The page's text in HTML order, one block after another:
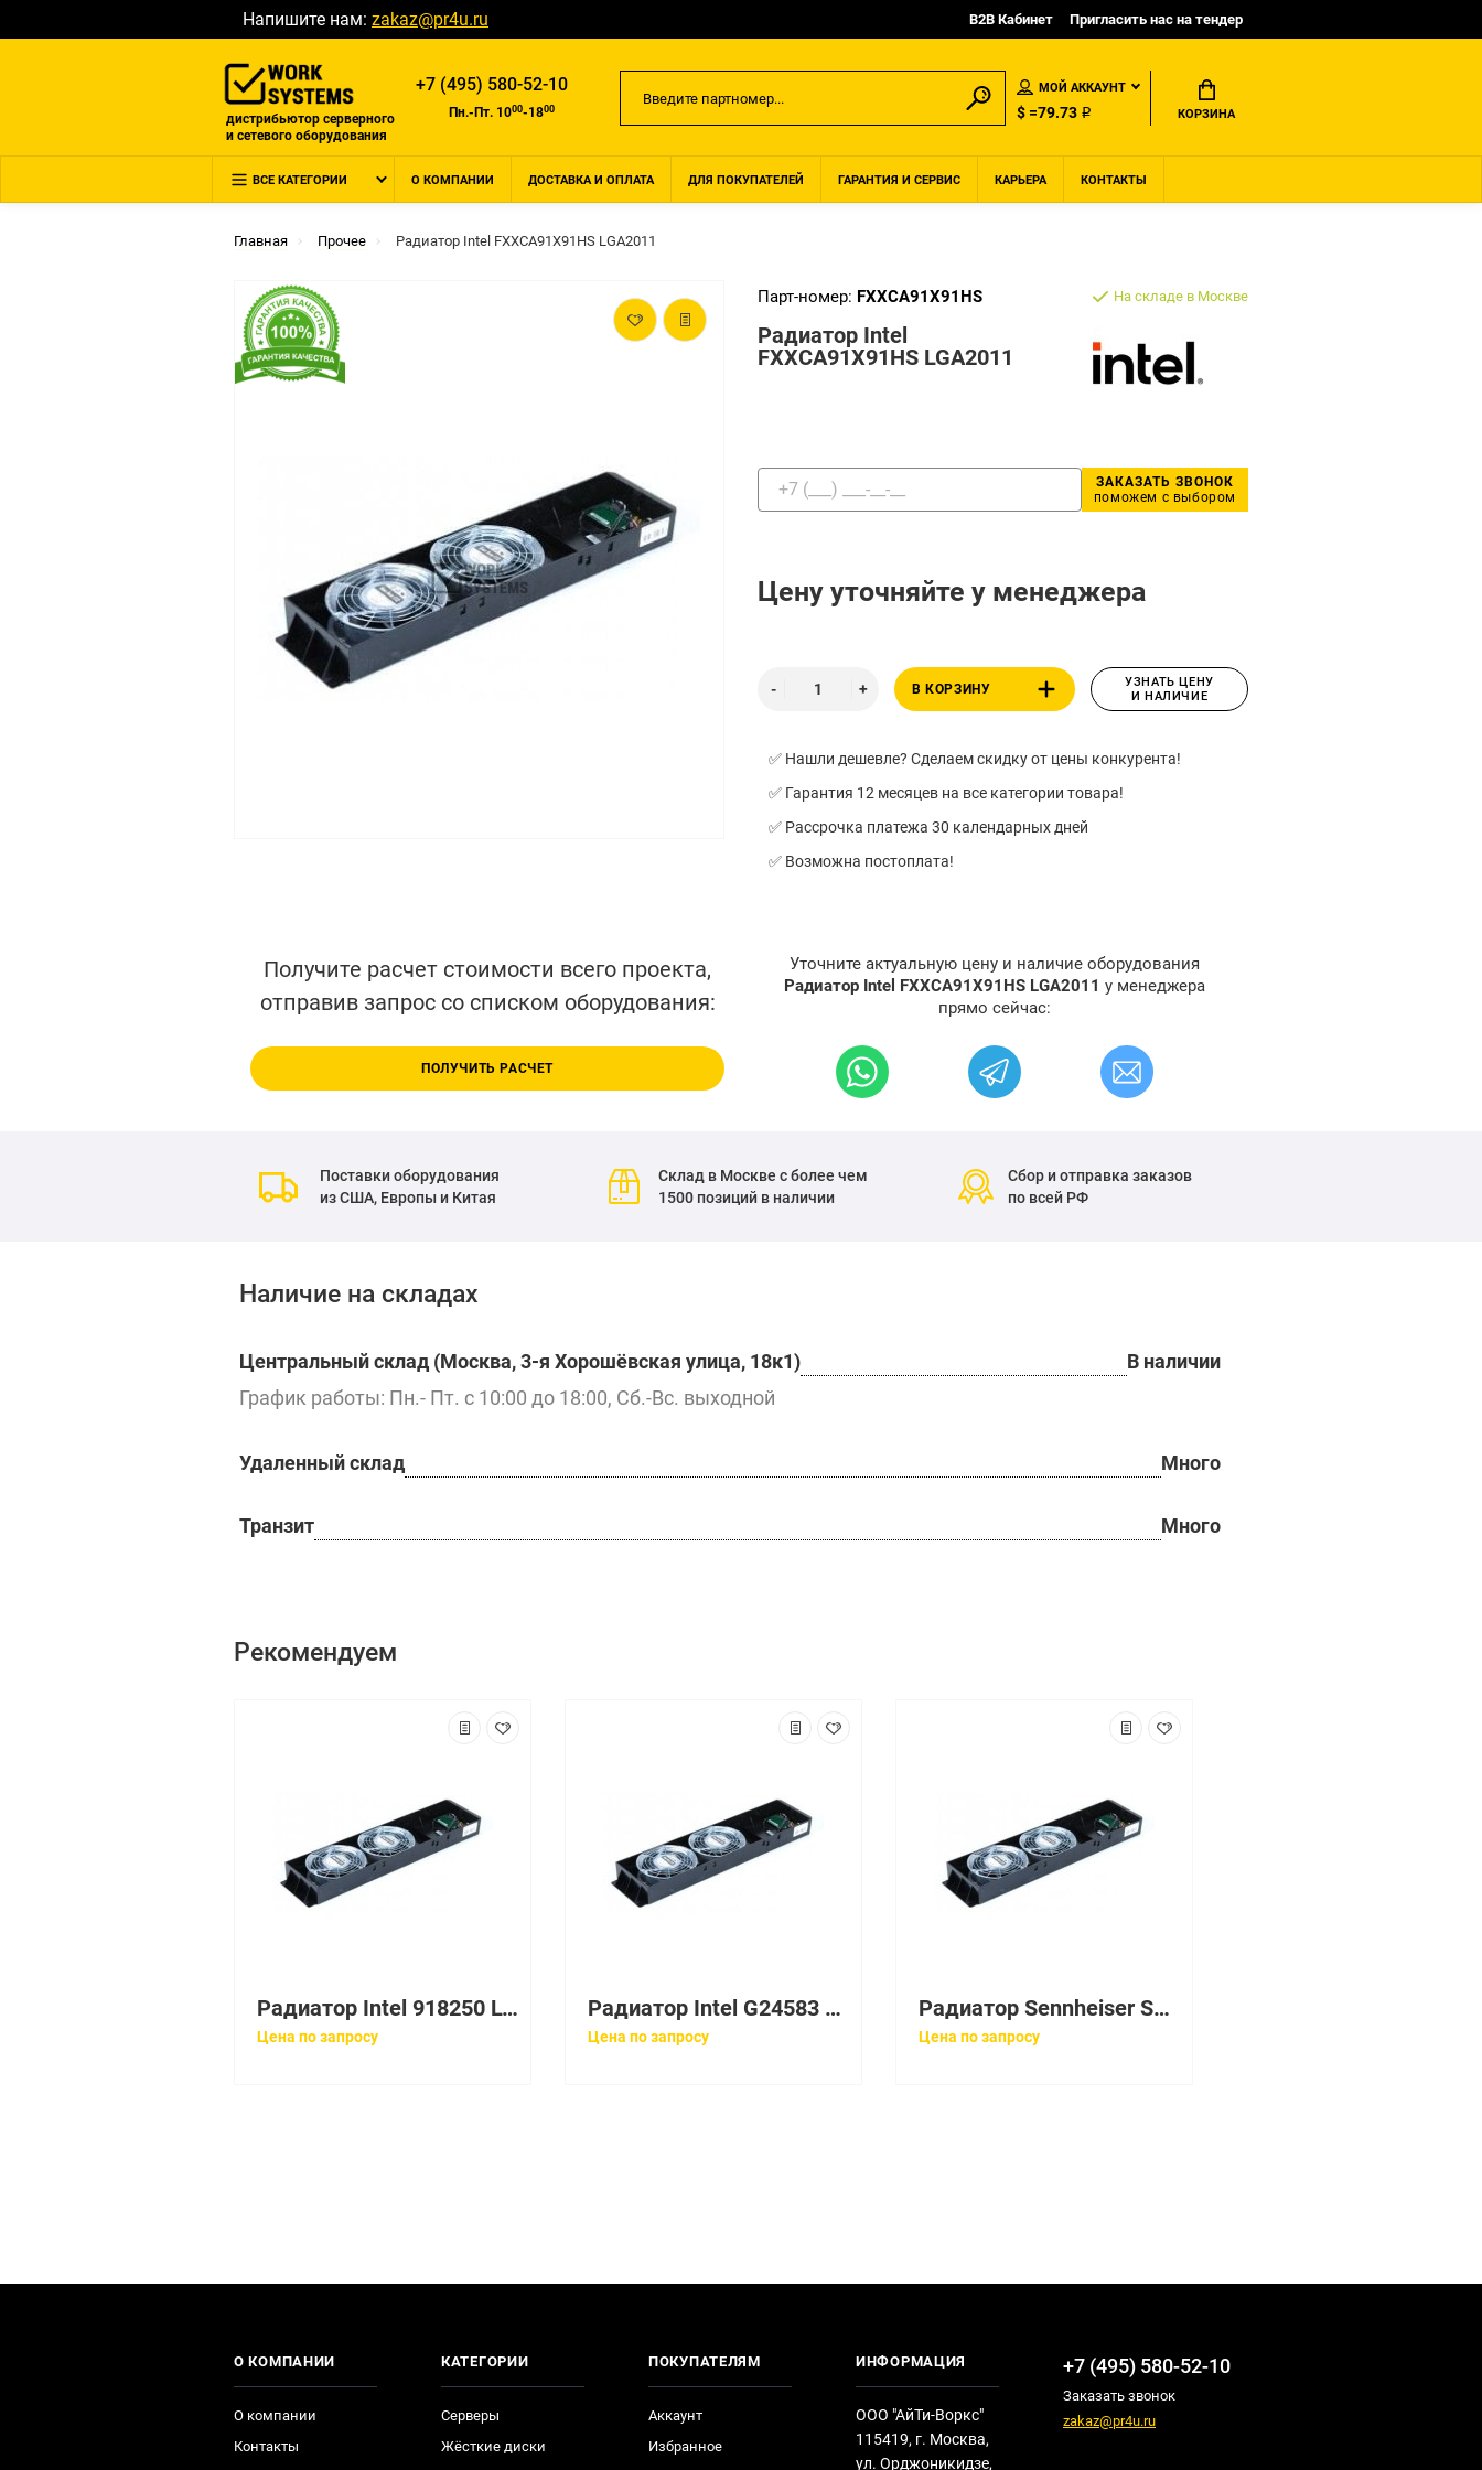
Напишите нам: zakaz@pr4u.ru B2B Кабинет Пригласить нас на тендер
дистрибьютор серверного
и сетевого оборудования
+7 (495) 580-52-10
Пн.-Пт. 1000-1800
МОЙ АККАУНТ
$ =79.73 ₽ КОРЗИНА
ВСЕ КАТЕГОРИИ О КОМПАНИИ ДОСТАВКА И ОПЛАТА ДЛЯ ПОКУПАТЕЛЕЙ ГАРАНТИЯ И СЕРВИС КАРЬЕРА КОНТАКТЫ
Главная Прочее Радиатор Intel FXXCA91X91HS LGA2011
Парт-номер: FXXCA91X91HS
Радиатор Intel
FXXCA91X91HS LGA2011
На складе в Москве
ЗАКАЗАТЬ ЗВОНОК
поможем с выбором
Цену уточняйте у менеджера
В КОРЗИНУ
УЗНАТЬ ЦЕНУ
И НАЛИЧИЕ
✅ Нашли дешевле? Сделаем скидку от цены конкурента!
✅ Гарантия 12 месяцев на все категории товара!
✅ Рассрочка платежа 30 календарных дней
✅ Возможна постоплата!
Получите расчет стоимости всего проекта,
отправив запрос со списком оборудования:
ПОЛУЧИТЬ РАСЧЕТ
Уточните актуальную цену и наличие оборудования
Радиатор Intel FXXCA91X91HS LGA2011 у менеджера
прямо сейчас:
Поставки оборудования
из США, Европы и Китая
Склад в Москве с более чем
1500 позиций в наличии
Сбор и отправка заказов
по всей РФ
Наличие на складах
Центральный склад (Москва, 3-я Хорошёвская улица, 18к1)
В наличии
График работы: Пн.- Пт. с 10:00 до 18:00, Сб.-Вс. выходной
Удаленный склад Много
Транзит Много
Рекомендуем
Радиатор Intel 918250 LGA2011
Цена по запросу
Радиатор Intel G24583 LGA2011
Цена по запросу
Радиатор Sennheiser SZI 1015
Цена по запросу
О КОМПАНИИ
О компании
Контакты
КАТЕГОРИИ
Серверы
Жёсткие диски
ПОКУПАТЕЛЯМ
Аккаунт
Избранное
ИНФОРМАЦИЯ
ООО "АйТи-Воркс"
115419, г. Москва,
ул. Орджоникидзе,
+7 (495) 580-52-10
Заказать звонок
zakaz@pr4u.ru